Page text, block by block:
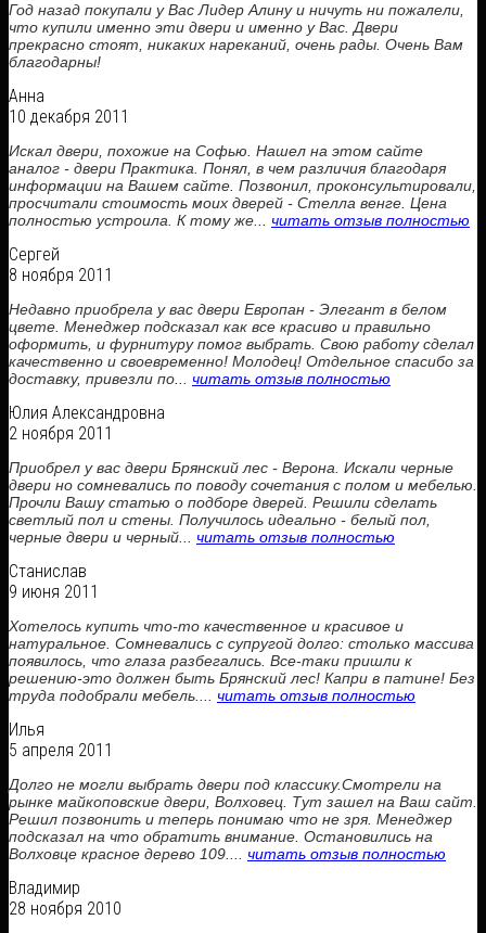
Год назад покупали у Вас Лидер Алину и ничуть ни пожалели,
что купили именно эти двери и именно у Вас. Двери
прекрасно стоят, никаких нареканий, очень рады. Очень Вам
благодарны!
Анна
10 декабря 2011
Искал двери, похожие на Софью. Нашел на этом сайте
аналог - двери Практика. Понял, в чем различия благодаря
информации на Вашем сайте. Позвонил, проконсультировали,
просчитали стоимость моих дверей - Стелла венге. Цена
полностью устроила. К тому же... читать отзыв полностью
Сергей
8 ноября 2011
Недавно приобрела у вас двери Европан - Элегант в белом
цвете. Менеджер подсказал как все красиво и правильно
оформить, и фурнитуру помог выбрать. Свою работу сделал
качественно и своевременно! Молодец! Отдельное спасибо за
доставку, привезли по... читать отзыв полностью
Юлия Александровна
2 ноября 2011
Приобрел у вас двери Брянский лес - Верона. Искали черные
двери но сомневались по поводу сочетания с полом и мебелью.
Прочли Вашу статью о подборе дверей. Решили сделать
светлый пол и стены. Получилось идеально - белый пол,
черные двери и черный... читать отзыв полностью
Станислав
9 июня 2011
Хотелось купить что-то качественное и красивое и
натуральное. Сомневались с супругой долго: столько массива
появилось, что глаза разбегались. Все-таки пришли к
решению-это должен быть Брянский лес! Капри в патине! Без
труда подобрали мебель.... читать отзыв полностью
Илья
5 апреля 2011
Долго не могли выбрать двери под классику.Смотрели на
рынке майкоповские двери, Волховец. Тут зашел на Ваш сайт.
Решил позвонить и теперь понимаю что не зря. Менеджер
подсказал на что обратить внимание. Остановились на
Волховце красное дерево 109.... читать отзыв полностью
Владимир
28 ноября 2010